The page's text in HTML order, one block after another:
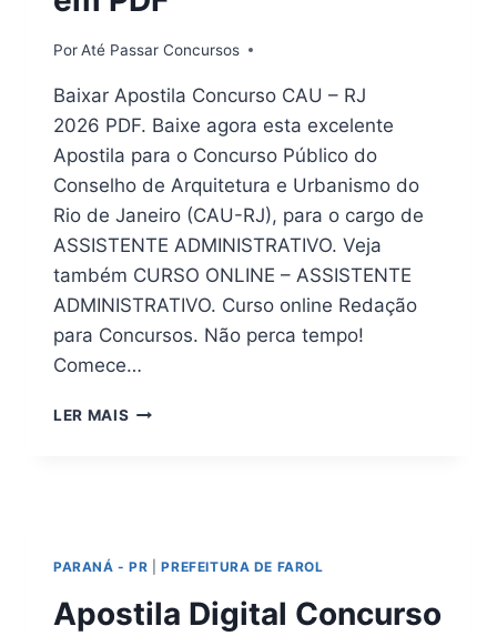
PorAté Passar Concursos
Baixar Apostila Concurso CAU – RJ
2026 PDF. Baixe agora esta excelente
Apostila para o Concurso Público do
Conselho de Arquitetura e Urbanismo do
Rio de Janeiro (CAU-RJ), para o cargo de
ASSISTENTE ADMINISTRATIVO. Veja
também CURSO ONLINE – ASSISTENTE
ADMINISTRATIVO. Curso online Redação
para Concursos. Não perca tempo!
Comece…
LER MAIS DOWNLOAD
2026
PDF
PARANÁ - PR |PREFEITURA DE FAROL
Apostila Digital Concurso